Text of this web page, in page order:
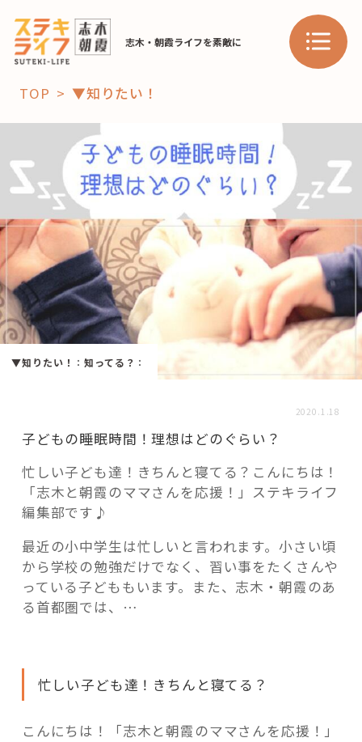
志木・朝霞ライフを素敵に
「コト」
子育て
暮らし
おすすめ
スポット 学び・教育
「場」
HAREL HAREL
「モノ」
fleXe リノベ事例
「ひと」
協賛・協力店
TOP ▼知りたい！
▼知りたい！ ：知ってる？ ：
2020.1.18
子どもの睡眠時間！理想はどのぐらい？
忙しい子ども達！きちんと寝てる？こんにちは！
「志木と朝霞のママさんを応援！」ステキライフ
編集部です♪
最近の小中学生は忙しいと言われます。小さい頃
から学校の勉強だけでなく、習い事をたくさんや
っている子どももいます。また、志木・朝霞のあ
る首都圏では、…
忙しい子ども達！きちんと寝てる？
こんにちは！「志木と朝霞のママさんを応援！」